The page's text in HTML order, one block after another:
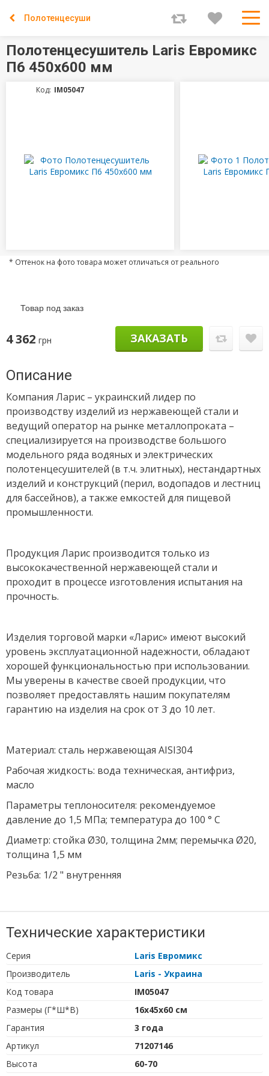
Полотенцесушители
Полотенцесушитель Laris Евромикс
П6 450х600 мм
Код: IM05047
* Оттенок на фото товара может отличаться от реального
Товар под заказ
4 362 грн ЗАКАЗАТЬ
Описание
Компания Ларис – украинский лидер по
производству изделий из нержавеющей стали и
ведущий оператор на рынке металлопроката –
специализируется на производстве большого
модельного ряда водяных и электрических
полотенцесушителей (в т.ч. элитных), нестандартных
изделий и конструкций (перил, водопадов и лестниц
для бассейнов), а также емкостей для пищевой
промышленности.
Продукция Ларис производится только из
высококачественной нержавеющей стали и
проходит в процессе изготовления испытания на
прочность.
Изделия торговой марки «Ларис» имеют высокий
уровень эксплуатационной надежности, обладают
хорошей функциональностью при использовании.
Мы уверены в качестве своей продукции, что
позволяет предоставлять нашим покупателям
гарантию на изделия на срок от 3 до 10 лет.
Материал: сталь нержавеющая AISI304
Рабочая жидкость: вода техническая, антифриз,
масло
Параметры теплоносителя: рекомендуемое
давление до 1,5 МПа; температура до 100 ° С
Диаметр: стойка Ø30, толщина 2мм; перемычка Ø20,
толщина 1,5 мм
Резьба: 1/2 " внутренняя
Технические характеристики
Серия
Laris Евромикс
Производитель
Laris - Украина
Код товара
IM05047
Размеры (Г*Ш*В)
16х45х60 см
Гарантия
3 года
Артикул
71207146
Высота
60-70